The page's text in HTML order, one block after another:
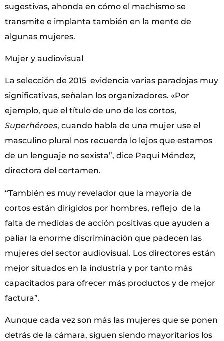
sugestivas, ahonda en cómo el machismo se
transmite e implanta también en la mente de
algunas mujeres.
Mujer y audiovisual
La selección de 2015 evidencia varias paradojas muy
significativas, señalan los organizadores. «Por
ejemplo, que el título de uno de los cortos,
Superhéroes, cuando habla de una mujer use el
masculino plural nos recuerda lo lejos que estamos
de un lenguaje no sexista”, dice Paqui Méndez,
directora del certamen.
“También es muy revelador que la mayoría de
cortos están dirigidos por hombres, reflejo de la
falta de medidas de acción positivas que ayuden a
paliar la enorme discriminación que padecen las
mujeres del sector audiovisual. Los directores están
mejor situados en la industria y por tanto más
capacitados para ofrecer más productos y de mejor
factura”.
Aunque cada vez son más las mujeres que se ponen
detrás de la cámara, siguen siendo mayoritarios los